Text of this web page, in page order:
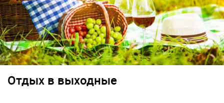
Отдых в выходные